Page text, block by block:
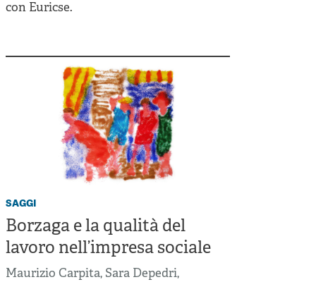
con Euricse.
saggi
Borzaga e la qualità del
lavoro nell’impresa sociale
Maurizio Carpita, Sara Depedri,